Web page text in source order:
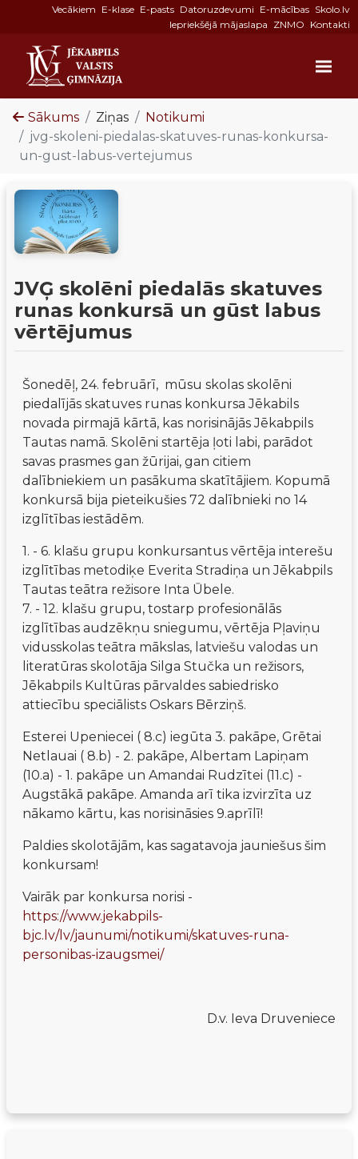
Vecākiem E-klase E-pasts Datoruzdevumi E-mācības Skolo.lv
Iepriekšējā mājaslapa ZNMO Kontakti
Sākums Ziņas
Notikumi
jvg-skoleni-piedalas-skatuves-runas-konkursa-
un-gust-labus-vertejumus
JVĢ skolēni piedalās skatuves
runas konkursā un gūst labus
vērtējumus
Šonedēļ, 24. februārī,  mūsu skolas skolēni
piedalījās skatuves runas konkursa Jēkabils
novada pirmajā kārtā, kas norisinājās Jēkabpils
Tautas namā. Skolēni startēja ļoti labi, parādot
savas prasmes gan žūrijai, gan citiem
dalībniekiem un pasākuma skatītājiem. Kopumā
konkursā bija pieteikušies 72 dalībnieki no 14
izglītības iestādēm.
1. - 6. klašu grupu konkursantus vērtēja interešu
izglītības metodiķe Everita Stradiņa un Jēkabpils
Tautas teātra režisore Inta Ūbele.
7. - 12. klašu grupu, tostarp profesionālās
izglītības audzēkņu sniegumu, vērtēja Pļaviņu
vidusskolas teātra mākslas, latviešu valodas un
literatūras skolotāja Silga Stučka un režisors,
Jēkabpils Kultūras pārvaldes sabiedrisko
attiecību speciālists Oskars Bērziņš.
Esterei Upeniecei ( 8.c) iegūta 3. pakāpe, Grētai
Netlauai ( 8.b) - 2. pakāpe, Albertam Lapiņam
(10.a) - 1. pakāpe un Amandai Rudzītei (11.c) -
Augstākā pakāpe. Amanda arī tika izvirzīta uz
nākamo kārtu, kas norisināsies 9.aprīlī!
Paldies skolotājām, kas sagatavoja jauniešus šim
konkursam!
https://www.jekabpils-
bjc.lv/lv/jaunumi/notikumi/skatuves-runa-
personibas-izaugsmei/
D.v. Ieva Druveniece